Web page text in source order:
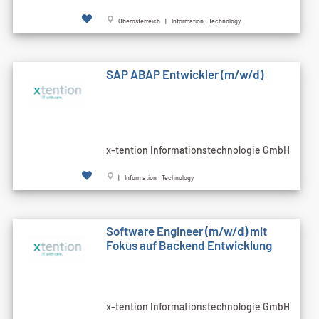
Oberösterreich | Information Technology
SAP ABAP Entwickler (m/w/d)
x-tention Informationstechnologie GmbH
| Information Technology
Software Engineer (m/w/d) mit
Fokus auf Backend Entwicklung
x-tention Informationstechnologie GmbH